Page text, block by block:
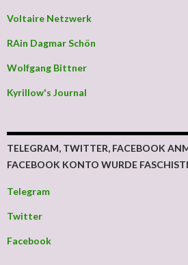
Voltaire Netzwerk
RAin Dagmar Schön
Wolfgang Bittner
Kyrillow's Journal
TELEGRAM, TWITTER, FACEBOOK
FACEBOOK KONTO WURDE
Telegram
Twitter
Facebook